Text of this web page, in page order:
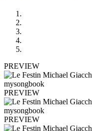
PREVIEW
PREVIEW
PREVIEW